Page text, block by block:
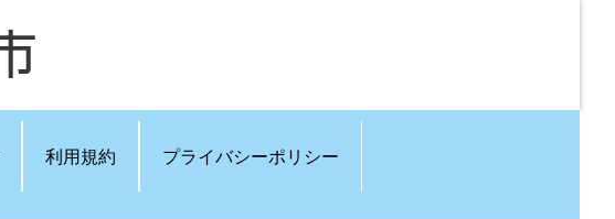
利用規約 プライバシーポリシー